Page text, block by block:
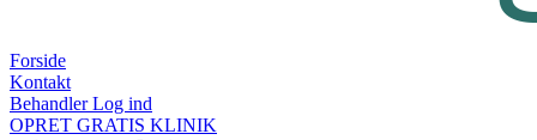
Forside
Kontakt
Behandler Log ind
OPRET GRATIS KLINIK